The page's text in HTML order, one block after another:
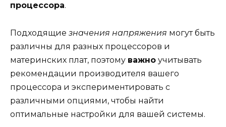
процессора.
Подходящие значения напряжения могут быть
различны для разных процессоров и
материнских плат, поэтому важно учитывать
рекомендации производителя вашего
процессора и экспериментировать с
различными опциями, чтобы найти
оптимальные настройки для вашей системы.